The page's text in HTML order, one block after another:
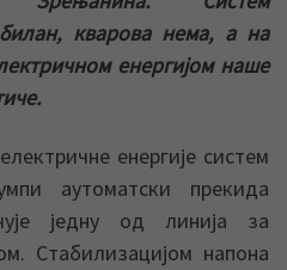
кварова нема, а на
енергијом наше
енергије систем
аутоматски прекида
једну од линија за
Стабилизацијом напона